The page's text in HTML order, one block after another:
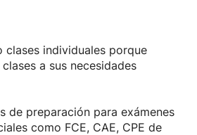
clases individuales porque
a sus necesidades
de preparación para exámenes
como FCE, CAE, CPE de